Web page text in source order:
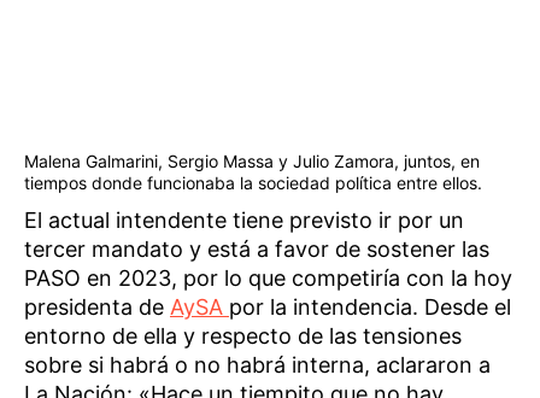
Malena Galmarini, Sergio Massa y Julio Zamora, juntos, en
tiempos donde funcionaba la sociedad política entre ellos.
El actual intendente tiene previsto ir por un
tercer mandato y está a favor de sostener las
PASO en 2023, por lo que competiría con la hoy
presidenta de AySA por la intendencia. Desde el
entorno de ella y respecto de las tensiones
sobre si habrá o no habrá interna, aclararon a